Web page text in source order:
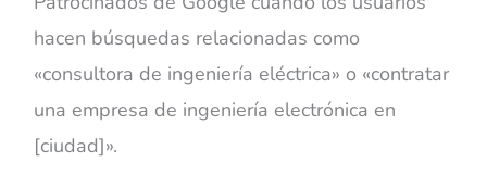
hacen búsquedas relacionadas como
«consultora de ingeniería eléctrica» o «contratar
una empresa de ingeniería electrónica en
[ciudad]».